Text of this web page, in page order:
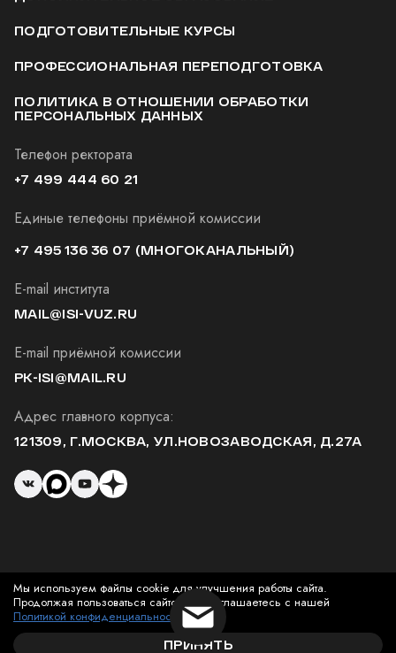
ПОДГОТОВИТЕЛЬНЫЕ КУРСЫ
ПРОФЕССИОНАЛЬНАЯ ПЕРЕПОДГОТОВКА
ПОЛИТИКА В ОТНОШЕНИИ ОБРАБОТКИ
ПЕРСОНАЛЬНЫХ ДАННЫХ
Телефон ректората
+7 499 444 60 21
Единые телефоны приёмной комиссии
+7 495 136 36 07 (МНОГОКАНАЛЬНЫЙ)
E-mail института
MAIL@ISI-VUZ.RU
E-mail приёмной комиссии
PK-ISI@MAIL.RU
Адрес главного корпуса:
121309, Г.МОСКВА, УЛ.НОВОЗАВОДСКАЯ, Д.27А
© 2026 Институт Современного Искусства
Мы используем файлы cookie для улучшения работы сайта.
Продолжая пользоваться сайтом, вы соглашаетесь с нашей
Политикой конфиденциальности
.
ПРИНЯТЬ